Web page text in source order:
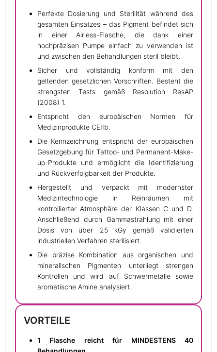
Perfekte Dosierung und Sterilität während des
gesamten Einsatzes – das Pigment befindet sich
in einer Airless-Flasche, die dank einer
hochpräzisen Pumpe einfach zu verwenden ist
und zwischen den Behandlungen steril bleibt.
Sicher und vollständig konform mit den
geltenden gesetzlichen Vorschriften. Besteht die
strengsten Tests gemäß Resolution ResAP
(2008) 1.
Entspricht den europäischen Normen für
Medizinprodukte CEIIb.
Die Kennzeichnung entspricht der europäischen
Gesetzgebung für Tattoo- und Permanent-Make-
up-Produkte und ermöglicht die Identifizierung
und Rückverfolgbarkeit der Produkte.
Hergestellt und verpackt mit modernster
Medizintechnologie in Reinräumen mit
kontrollierter Atmosphäre der Klassen C und D.
Anschließend durch Gammastrahlung mit einer
Dosis von über 25 kGy gemäß validierten
industriellen Verfahren sterilisiert.
Die präzise Kombination aus organischen und
mineralischen Pigmenten unterliegt strengen
Kontrollen und wird auf Schwermetalle sowie
aromatische Amine analysiert.
VORTEILE
1 Flasche reicht für MINDESTENS 40